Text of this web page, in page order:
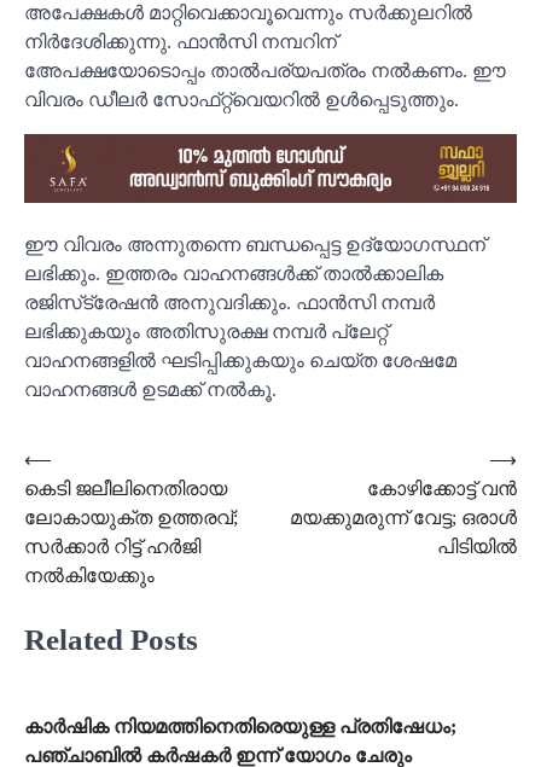
അപേക്ഷകൾ മാറ്റിവെക്കാവൂവെന്നും സർക്കുലറിൽ
നിർദേശിക്കുന്നു. ഫാൻസി നമ്പറിന്
അേപക്ഷയോടൊപ്പം താൽപര്യപത്രം നൽകണം. ഈ
വിവരം ഡീലർ സോഫ്‌റ്റ്വെയറിൽ ഉൾപ്പെടുത്തും.
ഈ വിവരം അന്നുതന്നെ ബന്ധപ്പെട്ട ഉദ്യോഗസ്ഥന്
ലഭിക്കും. ഇത്തരം വാഹനങ്ങൾക്ക് താൽക്കാലിക
രജിസ്‌ട്രേഷൻ അനുവദിക്കും. ഫാൻസി നമ്പർ
ലഭിക്കുകയും അതിസുരക്ഷ നമ്പർ പ്ലേറ്റ്
വാഹനങ്ങളിൽ ഘടിപ്പിക്കുകയും ചെയ്ത ശേഷമേ
വാഹനങ്ങൾ ഉടമക്ക് നൽകൂ.
Post
navigation
⟵
കെടി ജലീലിനെതിരായ
ലോകായുക്ത ഉത്തരവ്;
സർക്കാർ റിട്ട് ഹർജി
നൽകിയേക്കും
കോഴിക്കോട്ട് വന്‍
മയക്കുമരുന്ന് വേട്ട; ഒരാള്‍
പിടിയില്‍
⟶
Related Posts
കാര്‍ഷിക നിയമത്തിനെതിരെയുള്ള പ്രതിഷേധം;
പഞ്ചാബില്‍ കര്‍ഷകര്‍ ഇന്ന് യോഗം ചേരും